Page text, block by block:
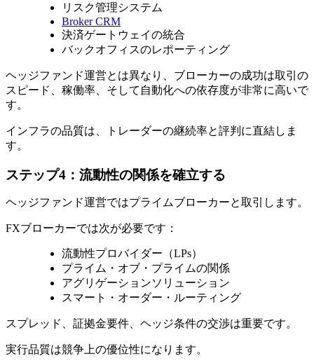
リスク管理システム
Broker CRM
決済ゲートウェイの統合
バックオフィスのレポーティング
ヘッジファンド運営とは異なり、ブローカーの成功は取引の
スピード、稼働率、そして自動化への依存度が非常に高いで
す。
インフラの品質は、トレーダーの継続率と評判に直結しま
す。
ステップ4：流動性の関係を確立する
ヘッジファンド運営ではプライムブローカーと取引します。
FXブローカーでは次が必要です：
流動性プロバイダー（LPs）
プライム・オブ・プライムの関係
アグリゲーションソリューション
スマート・オーダー・ルーティング
スプレッド、証拠金要件、ヘッジ条件の交渉は重要です。
実行品質は競争上の優位性になります。